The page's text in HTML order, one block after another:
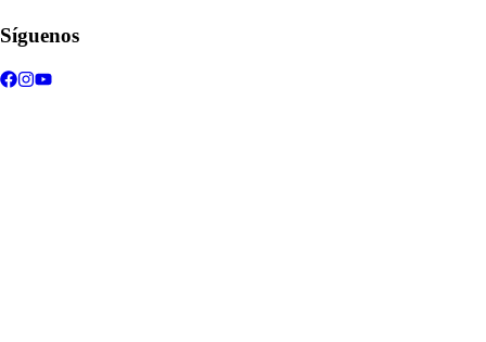
Síguenos